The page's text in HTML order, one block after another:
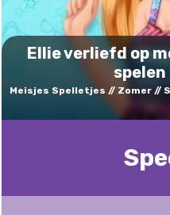
Ellie verliefd op
spelen
Meisjes Spelletjes Zomer